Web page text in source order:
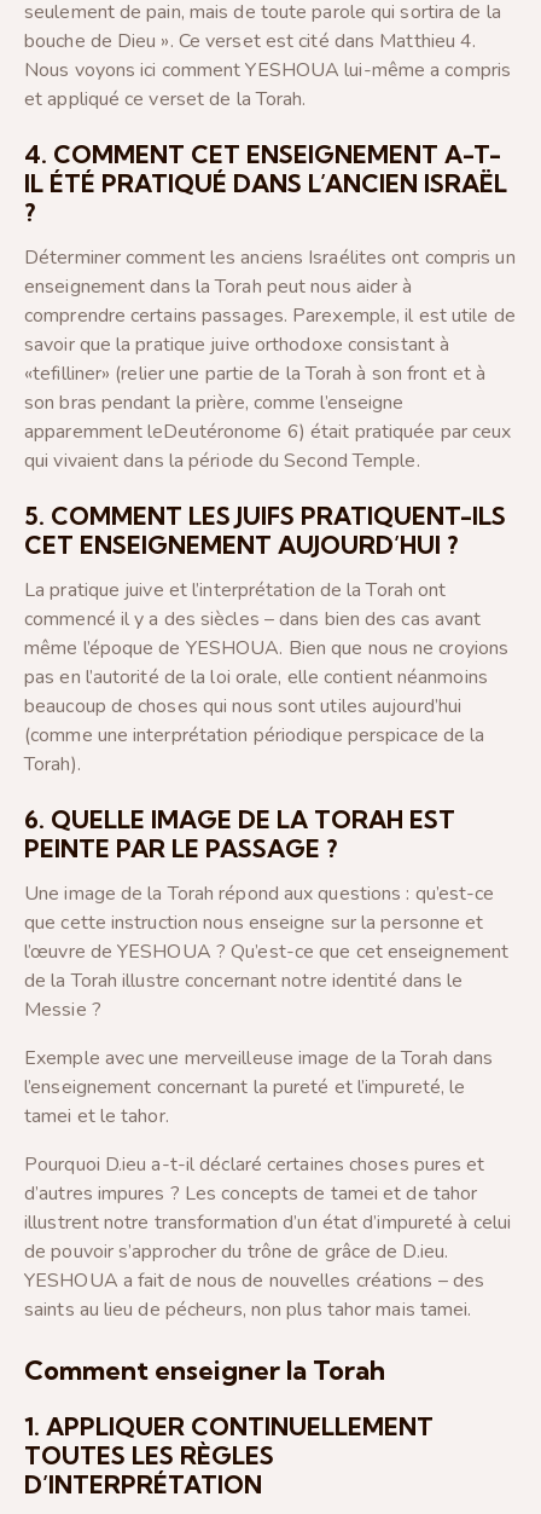
seulement de pain, mais de toute parole qui sortira de la
bouche de Dieu ». Ce verset est cité dans Matthieu 4.
Nous voyons ici comment YESHOUA lui-même a compris
et appliqué ce verset de la Torah.
4. COMMENT CET ENSEIGNEMENT A-T-
IL ÉTÉ PRATIQUÉ DANS L’ANCIEN ISRAËL
?
Déterminer comment les anciens Israélites ont compris un
enseignement dans la Torah peut nous aider à
comprendre certains passages. Parexemple, il est utile de
savoir que la pratique juive orthodoxe consistant à
«tefilliner» (relier une partie de la Torah à son front et à
son bras pendant la prière, comme l’enseigne
apparemment leDeutéronome 6) était pratiquée par ceux
qui vivaient dans la période du Second Temple.
5. COMMENT LES JUIFS PRATIQUENT-ILS
CET ENSEIGNEMENT AUJOURD’HUI ?
La pratique juive et l’interprétation de la Torah ont
commencé il y a des siècles – dans bien des cas avant
même l’époque de YESHOUA. Bien que nous ne croyions
pas en l’autorité de la loi orale, elle contient néanmoins
beaucoup de choses qui nous sont utiles aujourd’hui
(comme une interprétation périodique perspicace de la
Torah).
6. QUELLE IMAGE DE LA TORAH EST
PEINTE PAR LE PASSAGE ?
Une image de la Torah répond aux questions : qu’est-ce
que cette instruction nous enseigne sur la personne et
l’œuvre de YESHOUA ? Qu’est-ce que cet enseignement
de la Torah illustre concernant notre identité dans le
Messie ?
Exemple avec une merveilleuse image de la Torah dans
l’enseignement concernant la pureté et l’impureté, le
tamei et le tahor.
Pourquoi D.ieu a-t-il déclaré certaines choses pures et
d’autres impures ? Les concepts de tamei et de tahor
illustrent notre transformation d’un état d’impureté à celui
de pouvoir s’approcher du trône de grâce de D.ieu.
YESHOUA a fait de nous de nouvelles créations – des
saints au lieu de pécheurs, non plus tahor mais tamei.
Comment enseigner la Torah
1. APPLIQUER CONTINUELLEMENT
TOUTES LES RÈGLES
D’INTERPRÉTATION